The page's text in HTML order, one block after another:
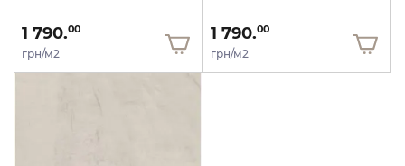
1 790.00
грн/м2
1 790.00
грн/м2